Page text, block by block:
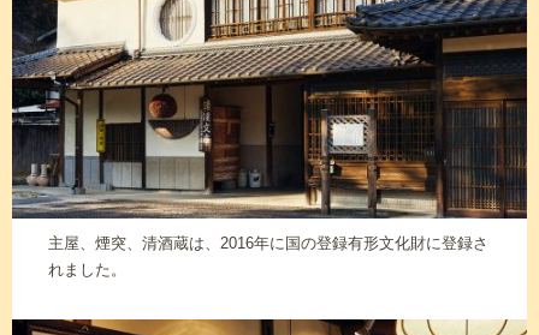
主屋、煙突、清酒蔵は、2016年に国の登録有形文化財に登録さ
れました。